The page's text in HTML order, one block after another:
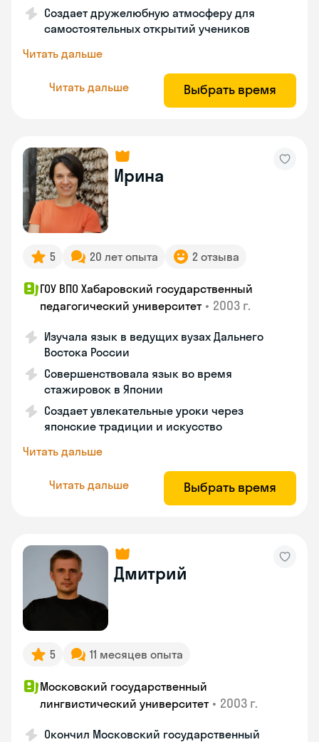
Создает дружелюбную атмосферу для
самостоятельных открытий учеников
Читать дальше
Читать дальше Выбрать время
Ирина
5 20 лет опыта 2 отзыва
ГОУ ВПО Хабаровский государственный
педагогический университет • 2003 г.
Изучала язык в ведущих вузах Дальнего
Востока России
Совершенствовала язык во время
стажировок в Японии
Создает увлекательные уроки через
японские традиции и искусство
Читать дальше
Читать дальше Выбрать время
Дмитрий
5 11 месяцев опыта
Московский государственный
лингвистический университет • 2003 г.
Окончил Московский государственный